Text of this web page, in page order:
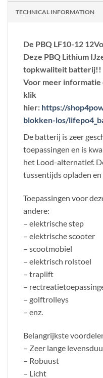
TECHNICAL INFORMATION
De PBQ LF10-12
Deze PBQ Lithium
topkwaliteit batterij!!
Voor meer informatie
klik
hier: https://
blokken-los/
De batterij is zeer
toepassingen en is
het Lood-alternatief.
tussentijds opladen
Toepassingen voor
andere:
– elektrische step
– elektrische scooter
– scootmobiel
– elektrisch rolstoel
– traplift
–
– golftrolleys
– enz.
Belangrijkste
– Zeer lange
– Robuust
– Licht